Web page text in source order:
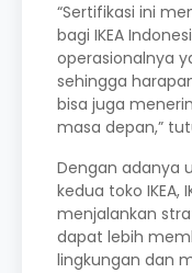
“Sertifikasi ini
bagi IKEA
operasionalnya
sehingga
bisa juga
masa depan,”
Dengan adanya
kedua toko IKEA,
menjalankan
dapat lebih
lingkungan dan